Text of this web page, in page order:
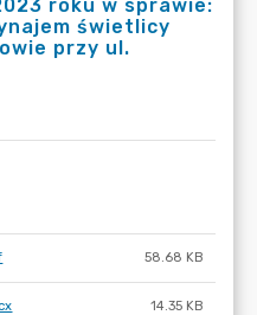
roku w sprawie:
świetlicy
przy ul.
58.68 KB
14.35 KB